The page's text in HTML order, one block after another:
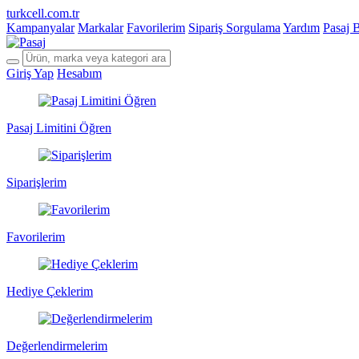
turkcell.com.tr
Kampanyalar Markalar Favorilerim Sipariş Sorgulama Yardım Pasaj
Giriş Yap Hesabım
Pasaj Limitini Öğren
Siparişlerim
Favorilerim
Hediye Çeklerim
Değerlendirmelerim